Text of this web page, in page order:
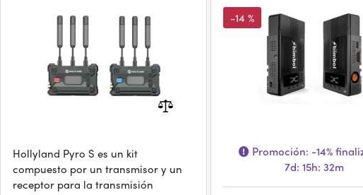
Hollyland Pyro S es un kit
compuesto por un transmisor y un
receptor para la transmisión
-14 %
Promoción: -14%
7d: 15h: 32m